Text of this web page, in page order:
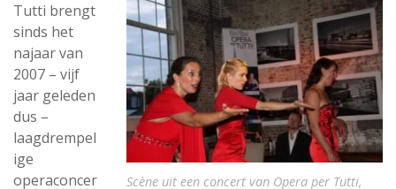
Scène uit een concert van Opera per Tutti,
Tutti brengt
sinds het
najaar van
2007 – vijf
jaar geleden
dus –
laagdrempel
ige
operaconcer